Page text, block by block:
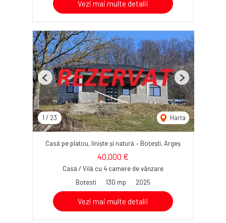
Vezi mai multe detalii
1 / 23 Harta
Previous Next
Casă pe platou, liniște și natură – Boțești, Argeș
40,000 €
Casă / Vilă cu 4 camere de vânzare
Botesti
130 mp 2025
Vezi mai multe detalii